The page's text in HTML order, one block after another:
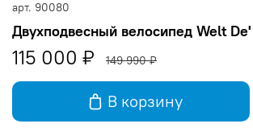
арт. 90080
Двухподвесный велосипед Welt
115 000 ₽ 149 990 ₽
В корзину